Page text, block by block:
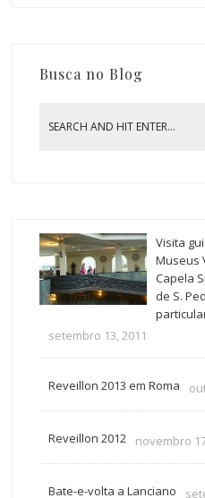
Busca no Blog
Visita
Museus
Capela
de S.
setembro 13, 2011
Reveillon 2013 em Roma
Reveillon 2012 novembro
Bate-e-volta a Lanciano